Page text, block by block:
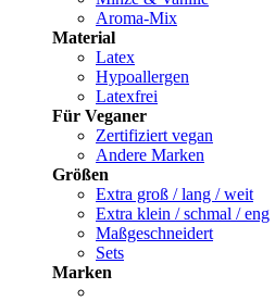
Aroma-Mix
Material
Latex
Hypoallergen
Latexfrei
Für Veganer
Zertifiziert vegan
Andere Marken
Größen
Extra groß / lang / weit
Extra klein / schmal / eng
Maßgeschneidert
Sets
Marken